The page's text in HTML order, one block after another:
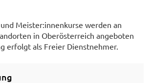
Meister:innenkurse werden an
in Oberösterreich angeboten
erfolgt als Freier Dienstnehmer.